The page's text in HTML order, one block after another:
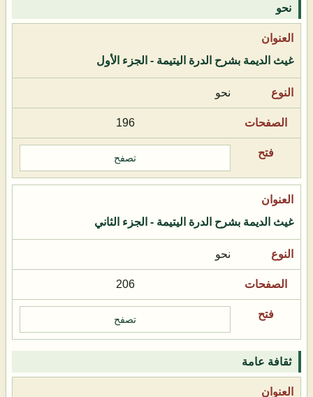
نحو
غيث الديمة بشرح الدرة اليتيمة - الجزء الأول
نحو
196
تصفح
غيث الديمة بشرح الدرة اليتيمة - الجزء الثاني
نحو
206
تصفح
ثقافة عامة